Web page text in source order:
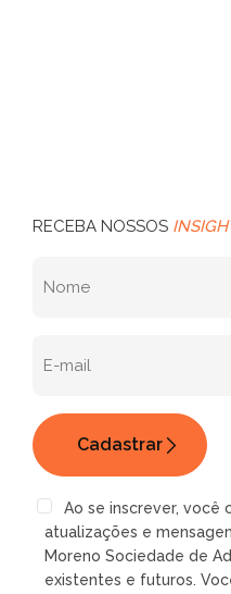
RECEBA NOSSOS
Ao se inscrever, você
atualizações e
Moreno Sociedade de
existentes e futuros.